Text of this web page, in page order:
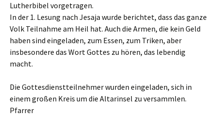
Lutherbibel vorgetragen.
In der 1. Lesung nach Jesaja wurde berichtet, dass das ganze
Volk Teilnahme am Heil hat. Auch die Armen, die kein Geld
haben sind eingeladen, zum Essen, zum Triken, aber
insbesondere das Wort Gottes zu hören, das lebendig
macht.
Die Gottesdienstteilnehmer wurden eingeladen, sich in
einem großen Kreis um die Altarinsel zu versammlen.
Pfarrer